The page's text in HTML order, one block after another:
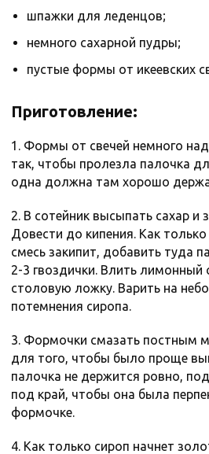
шпажки для леденцов;
немного сахарной пудры;
пустые формы от икеевских
Приготовление:
1. Формы от свечей немного
так, чтобы пролезла палочка
одна должна там хорошо
2. В сотейник высыпать сахар и
Довести до кипения. Как только
смесь закипит, добавить туда
2-3 гвоздички. Влить лимонный
столовую ложку. Варить на
потемнения сиропа.
3. Формочки смазать постным
для того, чтобы было проще
палочка не держится ровно,
под край, чтобы она была
формочке.
4. Как только сироп начнет